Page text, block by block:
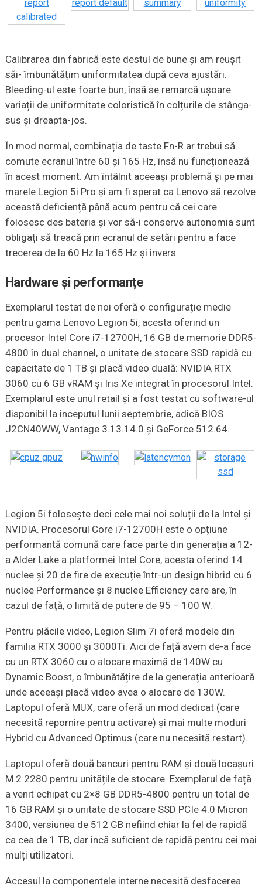
Calibrarea din fabrică este destul de bune și am reușit
săi- îmbunătățim uniformitatea după ceva ajustări.
Bleeding-ul este foarte bun, însă se remarcă ușoare
variații de uniformitate coloristică în colțurile de stânga-
sus și dreapta-jos.
În mod normal, combinația de taste Fn-R ar trebui să
comute ecranul între 60 și 165 Hz, însă nu funcționează
în acest moment. Am întâlnit aceeași problemă și pe mai
marele Legion 5i Pro și am fi sperat ca Lenovo să rezolve
această deficiență până acum pentru că cei care
folosesc des bateria și vor să-i conserve autonomia sunt
obligați să treacă prin ecranul de setări pentru a face
trecerea de la 60 Hz la 165 Hz și invers.
Hardware și performanțe
Exemplarul testat de noi oferă o configurație medie
pentru gama Lenovo Legion 5i, acesta oferind un
procesor Intel Core i7-12700H, 16 GB de memorie DDR5-
4800 în dual channel, o unitate de stocare SSD rapidă cu
capacitate de 1 TB și placă video duală: NVIDIA RTX
3060 cu 6 GB vRAM și Iris Xe integrat în procesorul Intel.
Exemplarul este unul retail și a fost testat cu software-ul
disponibil la începutul lunii septembrie, adică BIOS
J2CN40WW, Vantage 3.13.14.0 și GeForce 512.64.
Legion 5i folosește deci cele mai noi soluții de la Intel și
NVIDIA. Procesorul Core i7-12700H este o opțiune
performantă comună care face parte din generația a 12-
a Alder Lake a platformei Intel Core, acesta oferind 14
nuclee și 20 de fire de execuție într-un design hibrid cu 6
nuclee Performance și 8 nuclee Efficiency care are, în
cazul de față, o limită de putere de 95 – 100 W.
Pentru plăcile video, Legion Slim 7i oferă modele din
familia RTX 3000 și 3000Ti. Aici de față avem de-a face
cu un RTX 3060 cu o alocare maximă de 140W cu
Dynamic Boost, o îmbunătățire de la generația anterioară
unde aceeași placă video avea o alocare de 130W.
Laptopul oferă MUX, care oferă un mod dedicat (care
necesită repornire pentru activare) și mai multe moduri
Hybrid cu Advanced Optimus (care nu necesită restart).
Laptopul oferă două bancuri pentru RAM și două locașuri
M.2 2280 pentru unitățile de stocare. Exemplarul de față
a venit echipat cu 2×8 GB DDR5-4800 pentru un total de
16 GB RAM și o unitate de stocare SSD PCIe 4.0 Micron
3400, versiunea de 512 GB nefiind chiar la fel de rapidă
ca cea de 1 TB, dar încă suficient de rapidă pentru cei mai
mulți utilizatori.
Accesul la componentele interne necesită desfacerea